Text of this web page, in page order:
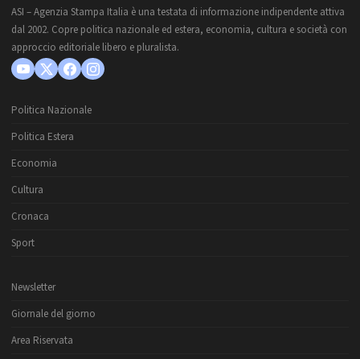
ASI – Agenzia Stampa Italia è una testata di informazione indipendente attiva
dal 2002. Copre politica nazionale ed estera, economia, cultura e società con
approccio editoriale libero e pluralista.
Politica Nazionale
Politica Estera
Economia
Cultura
Cronaca
Sport
Newsletter
Giornale del giorno
Area Riservata